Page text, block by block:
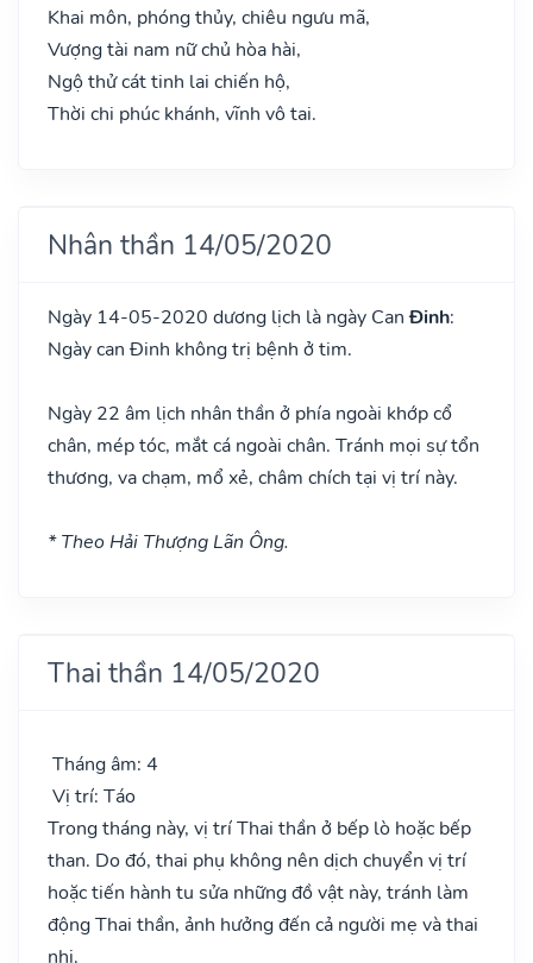
Khai môn, phóng thủy, chiêu ngưu mã,
Vượng tài nam nữ chủ hòa hài,
Ngộ thử cát tinh lai chiến hộ,
Thời chi phúc khánh, vĩnh vô tai.
Nhân thần 14/05/2020
Ngày 14-05-2020 dương lịch là ngày CanĐinh:
Ngày can Đinh không trị bệnh ở tim.
Ngày 22 âm lịch nhân thần ở phía ngoài khớp cổ
chân, mép tóc, mắt cá ngoài chân. Tránh mọi sự tổn
thương, va chạm, mổ xẻ, châm chích tại vị trí này.
* Theo Hải Thượng Lãn Ông.
Thai thần 14/05/2020
Tháng âm: 4
Vị trí: Táo
Trong tháng này, vị trí Thai thần ở bếp lò hoặc bếp
than. Do đó, thai phụ không nên dịch chuyển vị trí
hoặc tiến hành tu sửa những đồ vật này, tránh làm
động Thai thần, ảnh hưởng đến cả người mẹ và thai
nhi.